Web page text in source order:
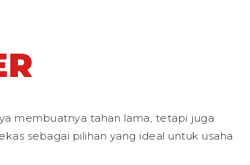
membuatnya tahan lama, tetapi juga
sebagai pilihan yang ideal untuk usaha